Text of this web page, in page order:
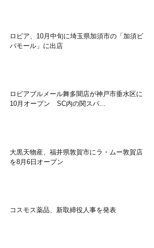
ロピア、10月中旬に埼玉県加須市の「加須ビ
バモール」に出店
ロピアブルメール舞多聞店が神戸市垂水区に
10月オープン SC内の関スパ...
大黒天物産、福井県敦賀市にラ・ムー敦賀店
を8月6日オープン
コスモス薬品、新取締役人事を発表